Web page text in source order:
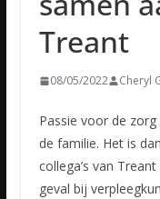
Treant
08/05/2022 Cheryl
Passie voor de
de familie. Het is
collega’s van
geval bij